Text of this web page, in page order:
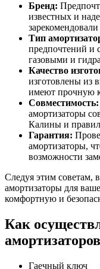
Бренд:
известных и
Тип
предпочтений и
газовыми и
Качество
изготовлены из
имеют прочную
Совместимость:
амортизаторы
Калины и
Гарантия:
амортизаторы,
возможности
Следуя этим советам,
амортизаторы для
комфортную и
Как
Гаечный ключ